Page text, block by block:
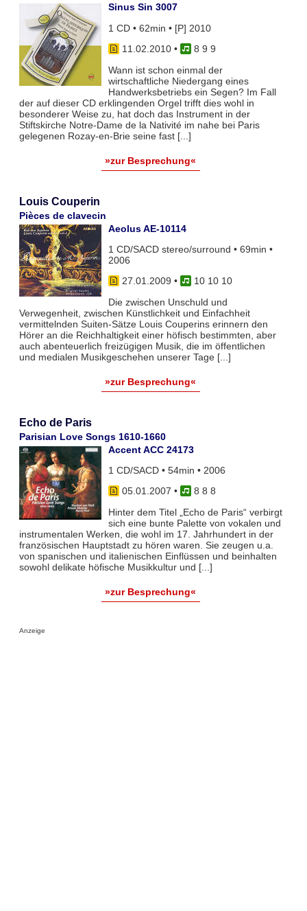
Sinus Sin 3007
1 CD • 62min • [P] 2010
11.02.2010•
8 9 9
Wann ist schon einmal der
wirtschaftliche Niedergang eines
Handwerksbetriebs ein Segen? Im Fall
der auf dieser CD erklingenden Orgel trifft dies wohl in
besonderer Weise zu, hat doch das Instrument in der
Stiftskirche Notre-Dame de la Nativité im nahe bei Paris
gelegenen Rozay-en-Brie seine fast [...]
»zur Besprechung«
Louis Couperin
Pièces de clavecin
Aeolus AE-10114
1 CD/SACD stereo/surround • 69min •
2006
27.01.2009 •
10 10 10
Die zwischen Unschuld und
Verwegenheit, zwischen Künstlichkeit und Einfachheit
vermittelnden Suiten-Sätze Louis Couperins erinnern den
Hörer an die Reichhaltigkeit einer höfisch bestimmten, aber
auch abenteuerlich freizügigen Musik, die im öffentlichen
und medialen Musikgeschehen unserer Tage [...]
»zur Besprechung«
Echo de Paris
Parisian Love Songs 1610-1660
Accent ACC 24173
1 CD/SACD • 54min • 2006
05.01.2007 •
8 8 8
Hinter dem Titel „Echo de Paris“ verbirgt
sich eine bunte Palette von vokalen und
instrumentalen Werken, die wohl im 17. Jahrhundert in der
französischen Hauptstadt zu hören waren. Sie zeugen u.a.
von spanischen und italienischen Einflüssen und beinhalten
sowohl delikate höfische Musikkultur und [...]
»zur Besprechung«
Anzeige